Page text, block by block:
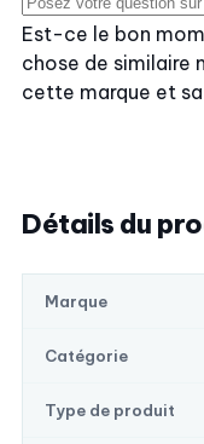
Est-ce le bon
chose de similaire
cette marque et
Détails du
Marque
Catégorie
Type de produit